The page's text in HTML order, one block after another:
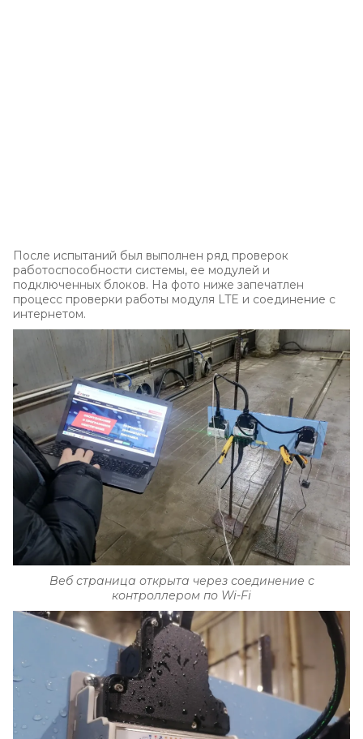
После испытаний был выполнен ряд проверок
работоспособности системы, ее модулей и
подключенных блоков. На фото ниже запечатлен
процесс проверки работы модуля LTE и соединение с
интернетом.
Веб страница открыта через соединение с
контроллером по Wi-Fi